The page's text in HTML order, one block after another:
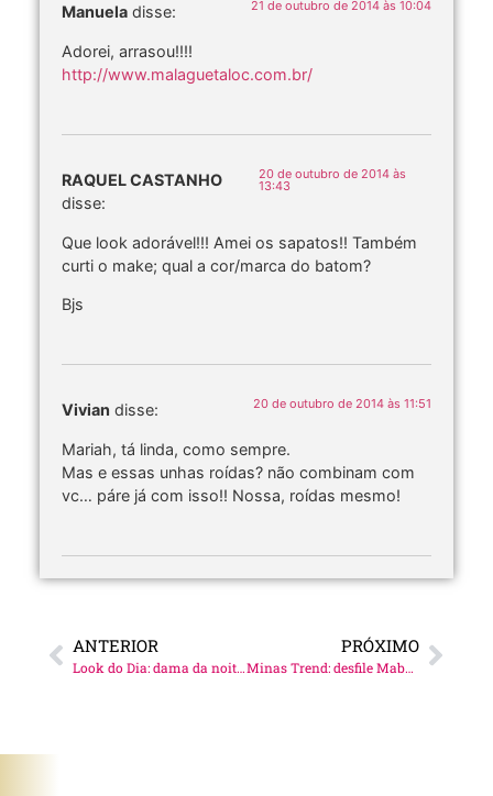
Manuela disse: 21 de outubro de 2014 às 10:04
Adorei, arrasou!!!!
http://www.malaguetaloc.com.br/
RAQUEL CASTANHO
disse:
20 de outubro de 2014 às
13:43
Que look adorável!!! Amei os sapatos!! Também
curti o make; qual a cor/marca do batom?
Bjs
Vivian disse: 20 de outubro de 2014 às 11:51
Mariah, tá linda, como sempre.
Mas e essas unhas roídas? não combinam com
vc… páre já com isso!! Nossa, roídas mesmo!
ANTERIOR
Look do Dia: dama da noite #pfw!
PRÓXIMO
Minas Trend: desfile Mabel Magalhães!